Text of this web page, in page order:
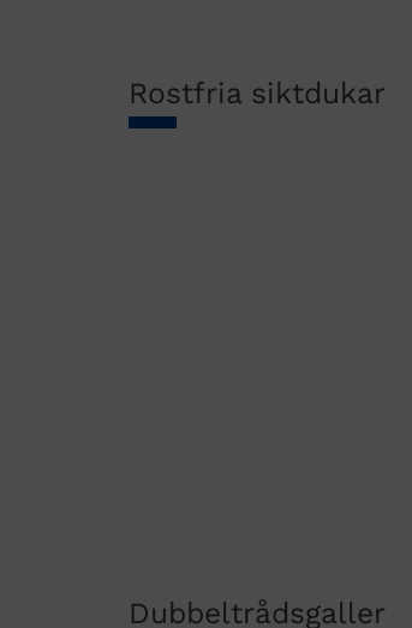
Rostfria siktdukar
Dubbeltrådsgaller